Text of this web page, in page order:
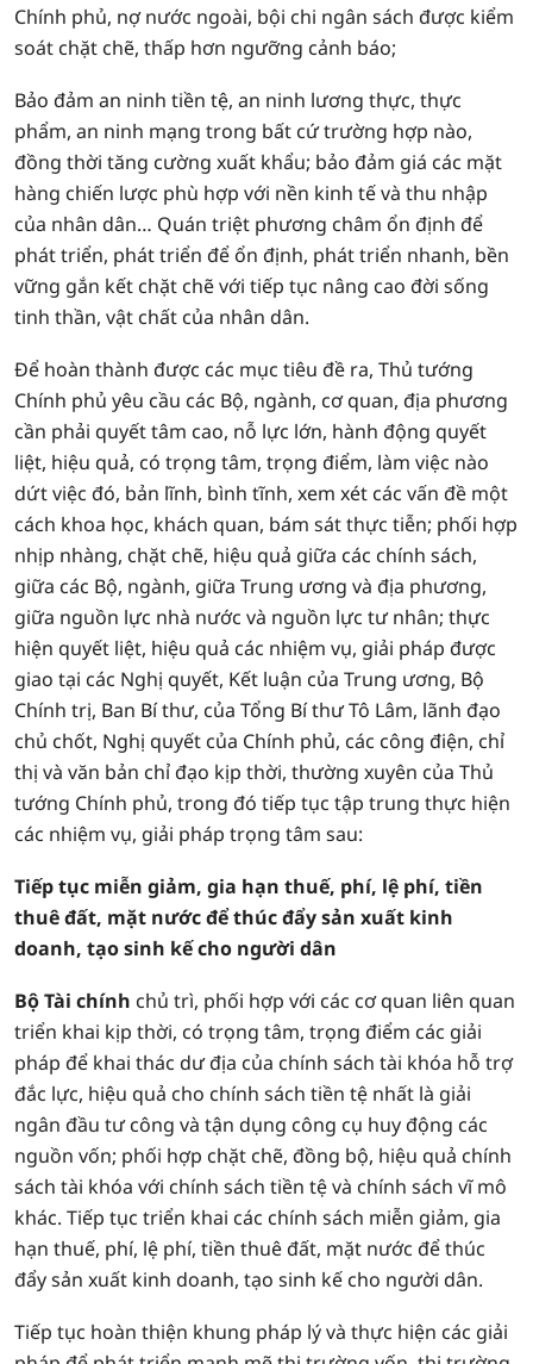
Chính phủ, nợ nước ngoài, bội chi ngân sách được kiểm
soát chặt chẽ, thấp hơn ngưỡng cảnh báo;
Bảo đảm an ninh tiền tệ, an ninh lương thực, thực
phẩm, an ninh mạng trong bất cứ trường hợp nào,
đồng thời tăng cường xuất khẩu; bảo đảm giá các mặt
hàng chiến lược phù hợp với nền kinh tế và thu nhập
của nhân dân… Quán triệt phương châm ổn định để
phát triển, phát triển để ổn định, phát triển nhanh, bền
vững gắn kết chặt chẽ với tiếp tục nâng cao đời sống
tinh thần, vật chất của nhân dân.
Để hoàn thành được các mục tiêu đề ra, Thủ tướng
Chính phủ yêu cầu các Bộ, ngành, cơ quan, địa phương
cần phải quyết tâm cao, nỗ lực lớn, hành động quyết
liệt, hiệu quả, có trọng tâm, trọng điểm, làm việc nào
dứt việc đó, bản lĩnh, bình tĩnh, xem xét các vấn đề một
cách khoa học, khách quan, bám sát thực tiễn; phối hợp
nhịp nhàng, chặt chẽ, hiệu quả giữa các chính sách,
giữa các Bộ, ngành, giữa Trung ương và địa phương,
giữa nguồn lực nhà nước và nguồn lực tư nhân; thực
hiện quyết liệt, hiệu quả các nhiệm vụ, giải pháp được
giao tại các Nghị quyết, Kết luận của Trung ương, Bộ
Chính trị, Ban Bí thư, của Tổng Bí thư Tô Lâm, lãnh đạo
chủ chốt, Nghị quyết của Chính phủ, các công điện, chỉ
thị và văn bản chỉ đạo kịp thời, thường xuyên của Thủ
tướng Chính phủ, trong đó tiếp tục tập trung thực hiện
các nhiệm vụ, giải pháp trọng tâm sau:
Tiếp tục miễn giảm, gia hạn thuế, phí, lệ phí, tiền
thuê đất, mặt nước để thúc đẩy sản xuất kinh
doanh, tạo sinh kế cho người dân
Bộ Tài chính chủ trì, phối hợp với các cơ quan liên quan
triển khai kịp thời, có trọng tâm, trọng điểm các giải
pháp để khai thác dư địa của chính sách tài khóa hỗ trợ
đắc lực, hiệu quả cho chính sách tiền tệ nhất là giải
ngân đầu tư công và tận dụng công cụ huy động các
nguồn vốn; phối hợp chặt chẽ, đồng bộ, hiệu quả chính
sách tài khóa với chính sách tiền tệ và chính sách vĩ mô
khác. Tiếp tục triển khai các chính sách miễn giảm, gia
hạn thuế, phí, lệ phí, tiền thuê đất, mặt nước để thúc
đẩy sản xuất kinh doanh, tạo sinh kế cho người dân.
Tiếp tục hoàn thiện khung pháp lý và thực hiện các giải